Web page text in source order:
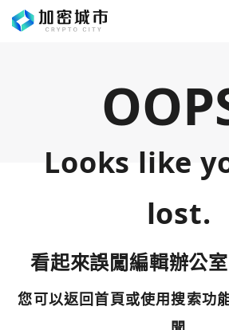
Looks like
lost.
看起來誤闖編輯辦公
您可以返回首頁或使用搜索功
使用以下帳號繼續
您已閒置5分鐘，請點擊關閉按鈕或空